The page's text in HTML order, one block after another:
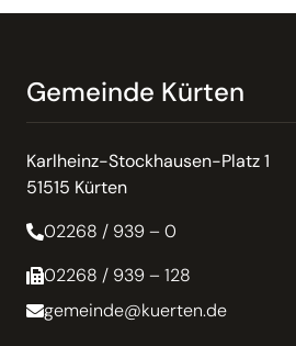
Gemeinde Kürten
Karlheinz-Stockhausen-Platz 1
51515 Kürten
02268 / 939 – 0
02268 / 939 – 128
gemeinde@kuerten.de